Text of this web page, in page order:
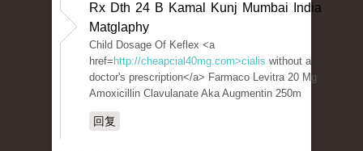
Rx Dth 24 B Kamal Kunj Mumbai India
Matglaphy
Child Dosage Of Keflex <a
href= http://cheapcial40mg.com>cialis without a
doctor's prescription</a> Farmaco Levitra 20 Mg
Amoxicillin Clavulanate Aka Augmentin 250m
回复